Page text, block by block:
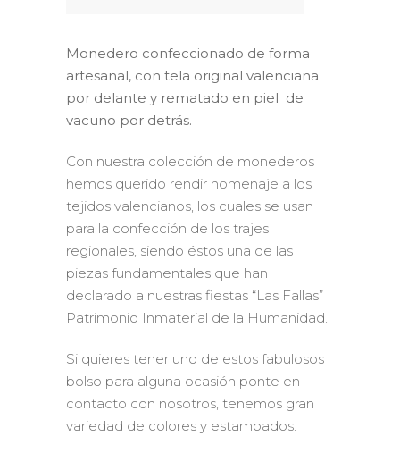
Monedero confeccionado de forma
artesanal, con tela original valenciana
por delante y rematado en piel de
vacuno por detrás.
Con nuestra colección de monederos
hemos querido rendir homenaje a los
tejidos valencianos, los cuales se usan
para la confección de los trajes
regionales, siendo éstos una de las
piezas fundamentales que han
declarado a nuestras fiestas “Las Fallas”
Patrimonio Inmaterial de la Humanidad.
Si quieres tener uno de estos fabulosos
bolso para alguna ocasión ponte en
contacto con nosotros, tenemos gran
variedad de colores y estampados.